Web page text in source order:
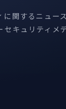
に関するニュー
キュリティメ